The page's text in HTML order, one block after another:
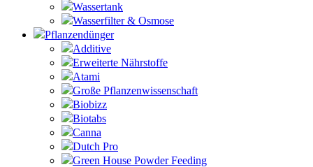
Wassertank
Wasserfilter & Osmose
Pflanzendünger
Additive
Erweiterte Nährstoffe
Atami
Große Pflanzenwissenschaft
Biobizz
Biotabs
Canna
Dutch Pro
Green House Powder Feeding